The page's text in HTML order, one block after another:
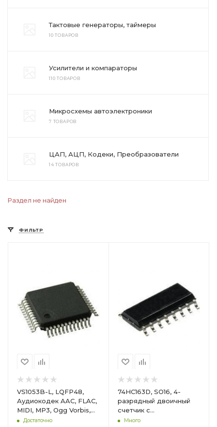
Тактовые генераторы, таймеры
10 ТОВАРОВ
Усилители и компараторы
110 ТОВАРОВ
Микросхемы автоэлектроники
7 ТОВАРОВ
ЦАП, АЦП, Кодеки, Преобразователи
14 ТОВАРОВ
Раздел не найден
ФИЛЬТР
VS1053B-L, LQFP48,
Аудиокодек AAC, FLAC,
MIDI, MP3, Ogg Vorbis,
WMA
Достаточно
74HC163D, SO16, 4-
разрядный двоичный
счетчик с
синхронизацией / ONS
Много